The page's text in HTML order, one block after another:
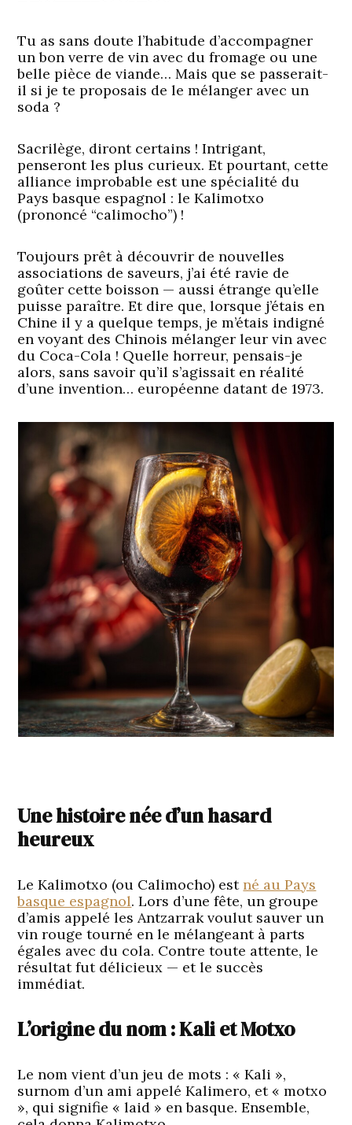
Tu as sans doute l’habitude d’accompagner
un bon verre de vin avec du fromage ou une
belle pièce de viande… Mais que se passerait-
il si je te proposais de le mélanger avec un
soda ?
Sacrilège, diront certains ! Intrigant,
penseront les plus curieux. Et pourtant, cette
alliance improbable est une spécialité du
Pays basque espagnol : le Kalimotxo
(prononcé “calimocho”) !
Toujours prêt à découvrir de nouvelles
associations de saveurs, j’ai été ravie de
goûter cette boisson — aussi étrange qu’elle
puisse paraître. Et dire que, lorsque j’étais en
Chine il y a quelque temps, je m’étais indigné
en voyant des Chinois mélanger leur vin avec
du Coca-Cola ! Quelle horreur, pensais-je
alors, sans savoir qu’il s’agissait en réalité
d’une invention… européenne datant de 1973.
Une histoire née d’un hasard
heureux
Le Kalimotxo (ou Calimocho) estné au Pays
basque espagnol. Lors d’une fête, un groupe
d’amis appelé les Antzarrak voulut sauver un
vin rouge tourné en le mélangeant à parts
égales avec du cola. Contre toute attente, le
résultat fut délicieux — et le succès
immédiat.
L’origine du nom : Kali et Motxo
Le nom vient d’un jeu de mots : « Kali »,
surnom d’un ami appelé Kalimero, et « motxo
», qui signifie « laid » en basque. Ensemble,